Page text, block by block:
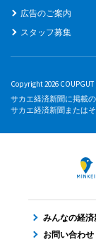
広告のご案内
スタッフ募集
Copyright 2026
サカエ経済新聞に掲載
サカエ経済新聞または
みんなの経
お問い合わせ